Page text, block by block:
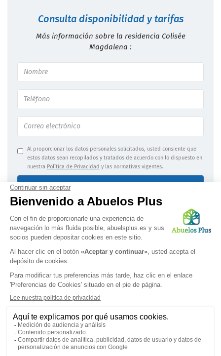
Consulta disponibilidad y tarifas
Más información sobre la residencia Colisée
Magdalena :
Al proporcionar los datos personales solicitados, usted consiente que
estos datos sean recopilados y tratados de acuerdo con lo dispuesto en
nuestra Política de Privacidad y las normativas vigentes.
Información jurídica|Confidencialidad de los datos
OBTENGA UNA LISTA PERSONALIZADA
Síguenos en